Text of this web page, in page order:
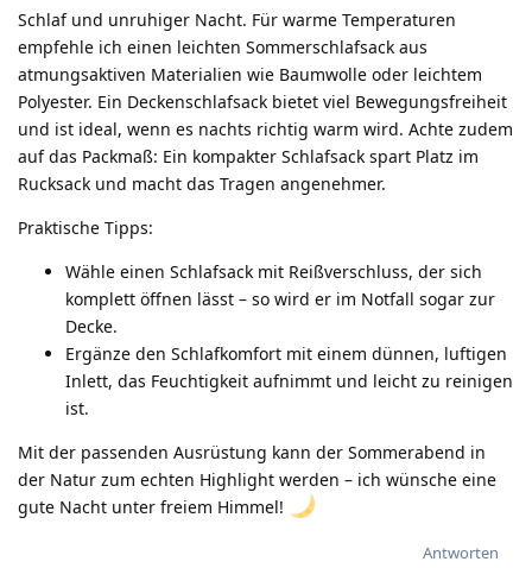
Schlaf und unruhiger Nacht. Für warme Temperaturen
empfehle ich einen leichten Sommerschlafsack aus
atmungsaktiven Materialien wie Baumwolle oder leichtem
Polyester. Ein Deckenschlafsack bietet viel Bewegungsfreiheit
und ist ideal, wenn es nachts richtig warm wird. Achte zudem
auf das Packmaß: Ein kompakter Schlafsack spart Platz im
Rucksack und macht das Tragen angenehmer.
Praktische Tipps:
Wähle einen Schlafsack mit Reißverschluss, der sich
komplett öffnen lässt – so wird er im Notfall sogar zur
Decke.
Ergänze den Schlafkomfort mit einem dünnen, luftigen
Inlett, das Feuchtigkeit aufnimmt und leicht zu reinigen
ist.
Mit der passenden Ausrüstung kann der Sommerabend in
der Natur zum echten Highlight werden – ich wünsche eine
gute Nacht unter freiem Himmel!
Antworten